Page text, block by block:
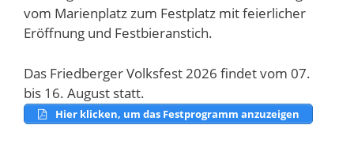
vom Marienplatz zum Festplatz mit feierlicher
Eröffnung und Festbieranstich.
Das Friedberger Volksfest 2026 findet vom 07.
bis 16. August statt.
Hier klicken, um das Festprogramm anzuzeigen